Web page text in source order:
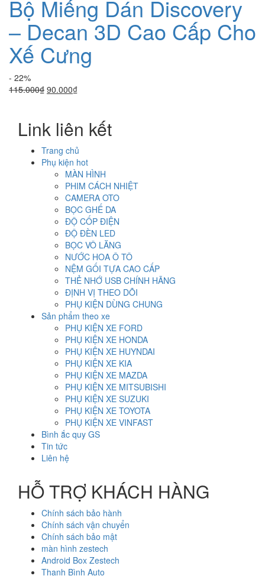
Bộ Miếng Dán Discovery
– Decan 3D Cao Cấp Cho
Xế Cưng
- 22%
115.000₫ Giá
115.000₫.
90.000₫Giá
là:
90.000₫.
Link liên kết
Trang chủ
Phụ kiện hot
MÀN HÌNH
PHIM CÁCH NHIỆT
CAMERA OTO
BỌC GHẾ DA
ĐỘ CỐP ĐIỆN
ĐỘ ĐÈN LED
BỌC VÔ LĂNG
NƯỚC HOA Ô TÔ
NỆM GỐI TỰA CAO CẤP
THẺ NHỚ USB CHÍNH HÃNG
ĐỊNH VỊ THEO DÕI
PHỤ KIỆN DÙNG CHUNG
Sản phẩm theo xe
PHỤ KIỆN XE FORD
PHỤ KIỆN XE HONDA
PHỤ KIỆN XE HUYNDAI
PHỤ KIỆN XE KIA
PHỤ KIỆN XE MAZDA
PHỤ KIỆN XE MITSUBISHI
PHỤ KIỆN XE SUZUKI
PHỤ KIỆN XE TOYOTA
PHỤ KIỆN XE VINFAST
Bình ắc quy GS
Tin tức
Liên hệ
HỖ TRỢ KHÁCH HÀNG
Chính sách bảo hành
Chính sách vận chuyển
Chính sách bảo mật
màn hình zestech
Android Box Zestech
Thanh Bình Auto